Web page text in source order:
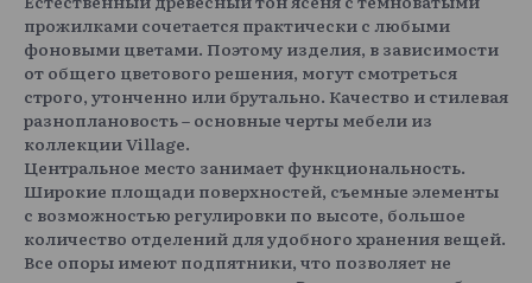
прожилками сочетается практически с любыми
фоновыми цветами. Поэтому изделия, в зависимости
от общего цветового решения, могут смотреться
строго, утонченно или брутально. Качество и стилевая
разноплановость – основные черты мебели из
коллекции Village.
Центральное место занимает функциональность.
Широкие площади поверхностей, съемные элементы
с возможностью регулировки по высоте, большое
количество отделений для удобного хранения вещей.
Все опоры имеют подпятники, что позволяет не